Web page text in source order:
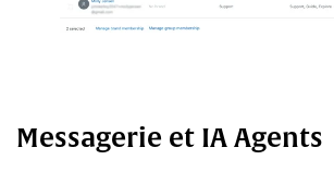
Messagerie et IA Agents